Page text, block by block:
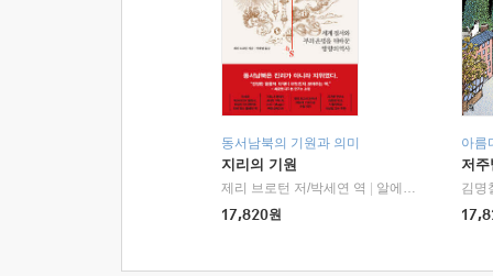
동서남북의 기원과 의미
지리의 기원
제리 브로턴 저/박세연 역
알에이치코리아(RHK)
17,820원
아름
저
김명